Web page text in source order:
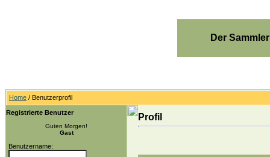
Der
Home / Benutzerprofil
Registrierte Benutzer
Guten Morgen!
Gast
Benutzername:
Profil